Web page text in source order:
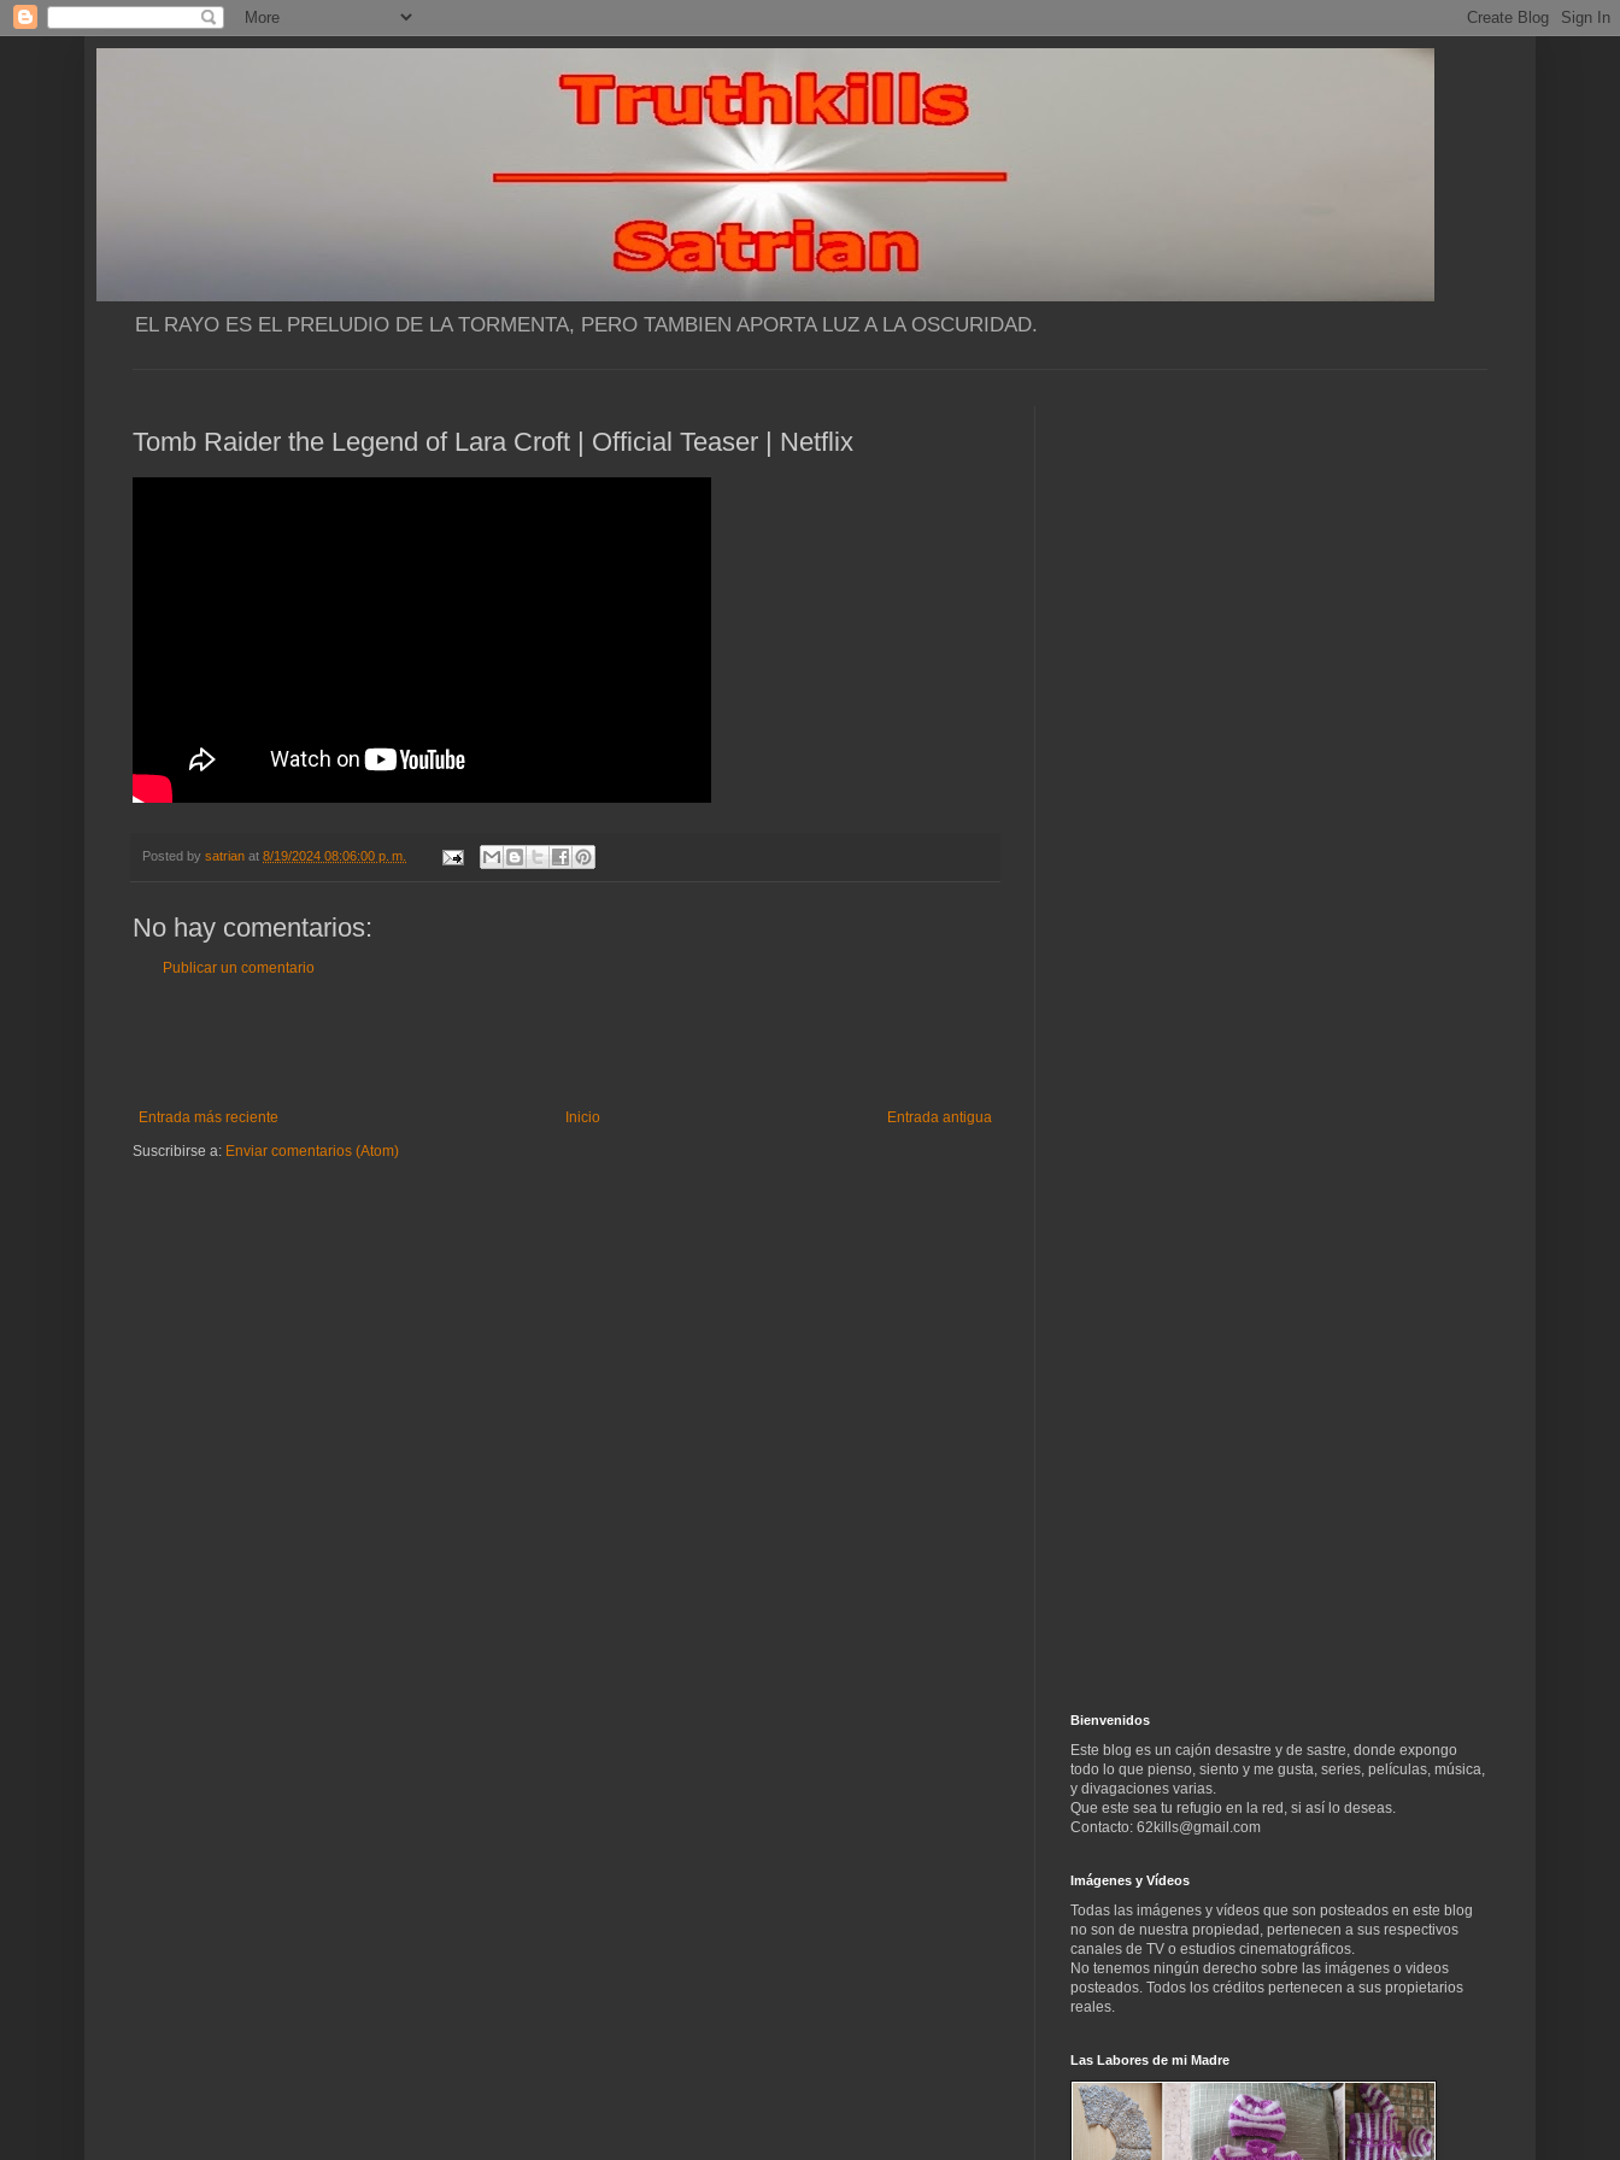
EL RAYO ES EL PRELUDIO DE LA TORMENTA, PERO TAMBIEN APORTA LUZ A LA OSCURIDAD.
Tomb Raider the Legend of Lara Croft | Official Teaser | Netflix
Posted by satrian at 8/19/2024 08:06:00 p. m.
No hay comentarios:
Publicar un comentario
Entrada más reciente Entrada antigua
Inicio
Suscribirse a: Enviar comentarios (Atom)
Bienvenidos
Este blog es un cajón desastre y de sastre, donde expongo
todo lo que pienso, siento y me gusta, series, películas, música,
y divagaciones varias.
Que este sea tu refugio en la red, si así lo deseas.
Contacto: 62kills@gmail.com
Imágenes y Vídeos
Todas las imágenes y vídeos que son posteados en este blog
no son de nuestra propiedad, pertenecen a sus respectivos
canales de TV o estudios cinematográficos.
No tenemos ningún derecho sobre las imágenes o videos
posteados. Todos los créditos pertenecen a sus propietarios
reales.
Las Labores de mi Madre